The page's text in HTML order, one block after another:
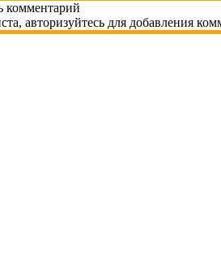
комментарий
авторизуйтесь для добавления